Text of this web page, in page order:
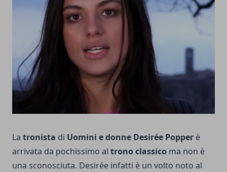
La tronista di Uomini e donne Desirée Popper è
arrivata da pochissimo al trono classico ma non è
una sconosciuta. Desirée infatti è un volto noto al